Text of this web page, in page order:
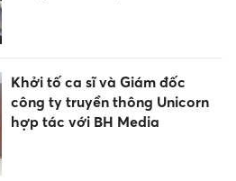
Khởi tố ca sĩ và Giám đốc
công ty truyền thông Unicorn
hợp tác với BH Media